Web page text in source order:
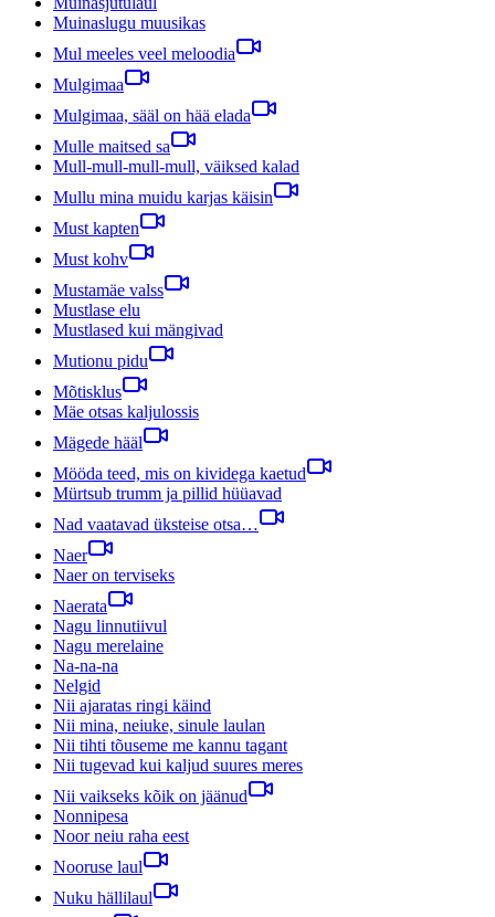
Muinaslugu muusikas
Mul meeles veel meloodia
Mulgimaa
Mulgimaa, sääl on hää elada
Mulle maitsed sa
Mull-mull-mull-mull, väiksed kalad
Mullu mina muidu karjas käisin
Must kapten
Must kohv
Mustamäe valss
Mustlase elu
Mustlased kui mängivad
Mutionu pidu
Mõtisklus
Mäe otsas kaljulossis
Mägede hääl
Mööda teed, mis on kividega kaetud
Mürtsub trumm ja pillid hüüavad
Nad vaatavad üksteise otsa…
Naer
Naer on terviseks
Naerata
Nagu linnutiivul
Nagu merelaine
Na-na-na
Nelgid
Nii ajaratas ringi käind
Nii mina, neiuke, sinule laulan
Nii tihti tõuseme me kannu tagant
Nii tugevad kui kaljud suures meres
Nii vaikseks kõik on jäänud
Nonnipesa
Noor neiu raha eest
Nooruse laul
Nuku hällilaul